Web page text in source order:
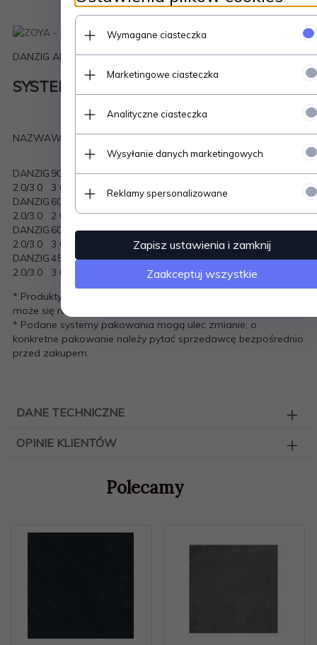
DANZIG ANTRACITE 60X60X2
SYSTEM PAKOWANIA
NAZWAWYMIARY
ILOŚĆ W
OPAKOWANIU
[SZT.]
W
OPAKOWANIU[M ]
NA
DANZIG
2.0/3.0
90 x 90 x
3 CM
DANZIG
2.0/3.0
60 x 60 x
2 CM
DANZIG
2.0/3.0
60 x 60 x
3 CM
DANZIG
2.0/3.0
45 x 90 x
3 CM
* Produkty mają charakter poglądowy, ich rzeczywisty wygląd
może się różnić od tego na zdjęciu
* Podane systemy pakowania mogą ulec zmianie, o
konkretne pakowanie należy pytać sprzedawcę bezpośrednio
przed zakupem.
DANE TECHNICZNE
OPINIE KLIENTÓW
Polecamy
Wymagane ciasteczka
Marketingowe ciasteczka
Analityczne ciasteczka
Wysyłanie danych marketingowych
Reklamy spersonalizowane
Zapisz ustawienia i zamknij
Zaakceptuj wszystkie